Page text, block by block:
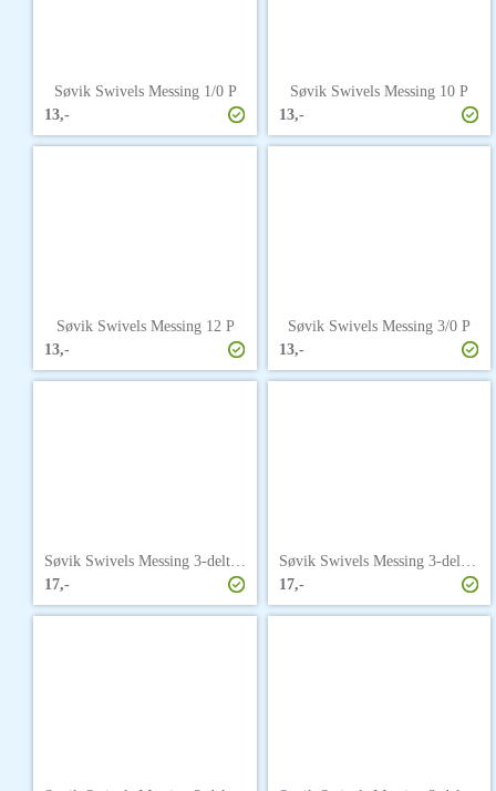
Søvik Swivels Messing 1/0 P
13,-
Søvik Swivels Messing 10 P
13,-
Søvik Swivels Messing 12 P
13,-
Søvik Swivels Messing 3/0 P
13,-
Søvik Swivels Messing 3-delt 1 P
17,-
Søvik Swivels Messing 3-delt 6 P
17,-